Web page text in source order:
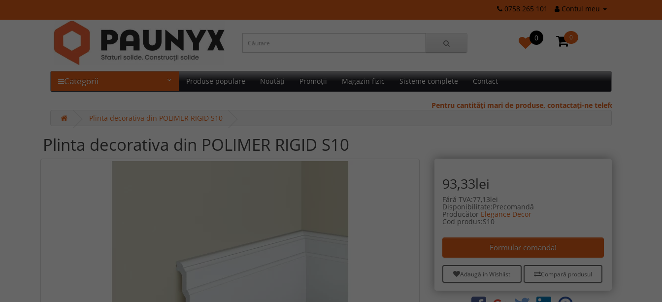
0758 265 101 Contul meu
0 0
Categorii Produse populare Noutăți Promoții Magazin fizic Sisteme complete Contact
Pentru cantități mari de produse, contactați-ne telefonic pentru oferte
Plinta decorativa din POLIMER RIGID S10
Plinta decorativa din POLIMER RIGID S10
93,33lei
Fără TVA:77,13lei
Disponibilitate:Precomandă
Producător Elegance Decor
Cod produs:S10
Formular comanda!
Adaugă in Wishlist Compară produsul